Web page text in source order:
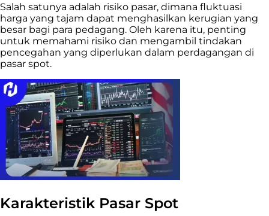
Salah satunya adalah risiko pasar, dimana fluktuasi
harga yang tajam dapat menghasilkan kerugian yang
besar bagi para pedagang. Oleh karena itu, penting
untuk memahami risiko dan mengambil tindakan
pencegahan yang diperlukan dalam perdagangan di
pasar spot.
Karakteristik Pasar Spot